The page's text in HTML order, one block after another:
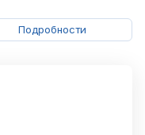
Подробности